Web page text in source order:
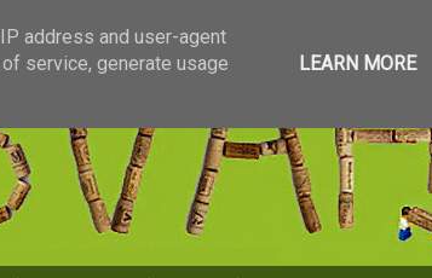
address and user-agent
service, generate usage
LEARN MORE